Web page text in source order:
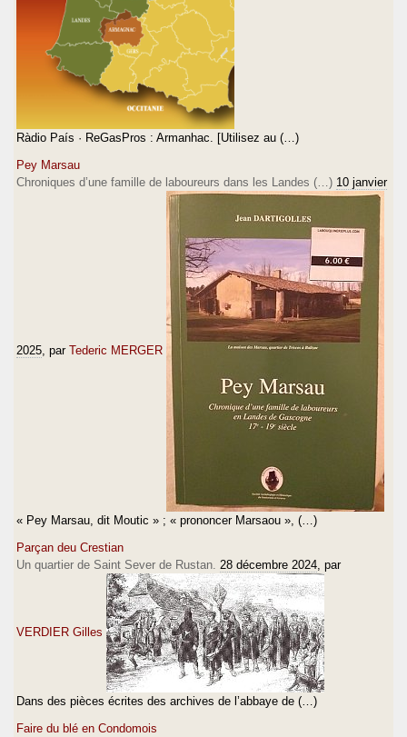
Ràdio País · ReGasPros : Armanhac. [Utilisez au (…)
Pey Marsau
Chroniques d’une famille de laboureurs dans les Landes (…) 10 janvier
2025 , par Tederic MERGER
« Pey Marsau, dit Moutic » ; « prononcer Marsaou », (…)
Parçan deu Crestian
Un quartier de Saint Sever de Rustan. 28 décembre 2024 , par
VERDIER Gilles
Dans des pièces écrites des archives de l’abbaye de (…)
Faire du blé en Condomois